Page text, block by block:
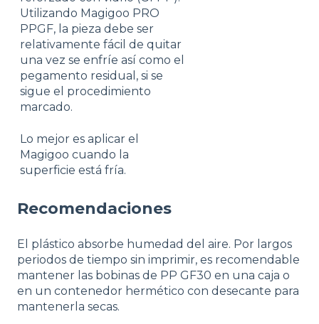
Utilizando Magigoo PRO
PPGF, la pieza debe ser
relativamente fácil de quitar
una vez se enfríe así como el
pegamento residual, si se
sigue el procedimiento
marcado.
Lo mejor es aplicar el
Magigoo cuando la
superficie está fría.
Recomendaciones
El plástico absorbe humedad del aire. Por largos
periodos de tiempo sin imprimir, es recomendable
mantener las bobinas de PP GF30 en una caja o
en un contenedor hermético con desecante para
mantenerla secas.